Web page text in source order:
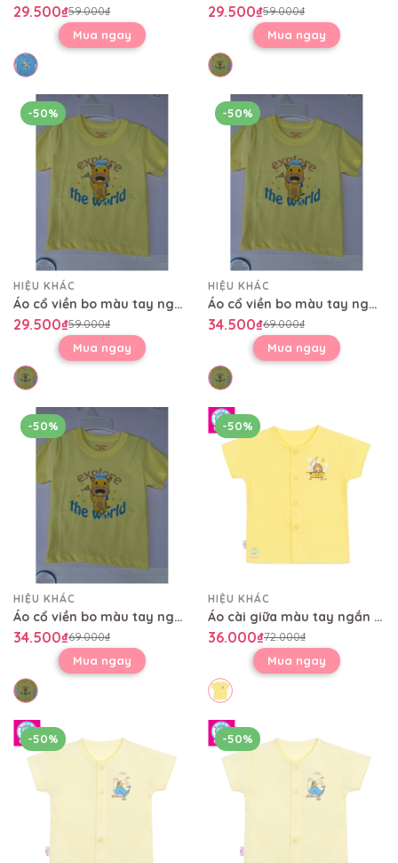
29.500₫59.000₫
Mua ngay
29.500₫59.000₫
Mua ngay
-50%
HIỆU KHÁC
Áo cổ viền bo màu tay ngắn AL0479
29.500₫59.000₫
Mua ngay
-50%
HIỆU KHÁC
Áo cổ viền bo màu tay ngắn AL0479
34.500₫69.000₫
Mua ngay
-50%
HIỆU KHÁC
Áo cổ viền bo màu tay ngắn AL0479
34.500₫69.000₫
Mua ngay
-50%
HIỆU KHÁC
Áo cài giữa màu tay ngắn AL0004
36.000₫72.000₫
Mua ngay
-50% -50%